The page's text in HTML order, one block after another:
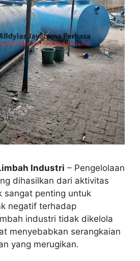
Industri – Pengelolaan
dihasilkan dari aktivitas
sangat penting untuk
negatif terhadap
industri tidak dikelola
menyebabkan serangkaian
yang merugikan.